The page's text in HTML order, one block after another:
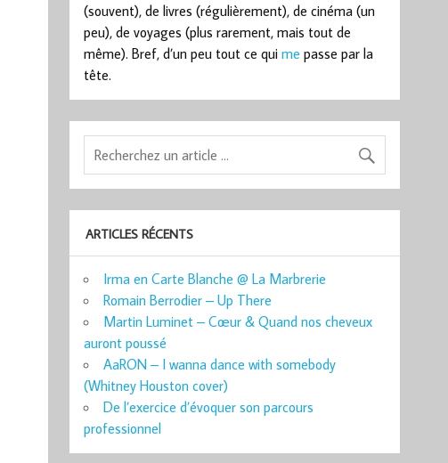
(souvent), de livres (régulièrement), de cinéma (un
peu), de voyages (plus rarement, mais tout de
même). Bref, d’un peu tout ce quime passe par la
tête.
ARTICLES RÉCENTS
Irma en Carte Blanche @ La Marbrerie
Romain Berrodier – Up There
Martin Luminet – Cœur & Quand nos cheveux
auront poussé
AaRON – I wanna dance with somebody
(Whitney Houston cover)
De l’exercice d’évoquer son parcours
professionnel